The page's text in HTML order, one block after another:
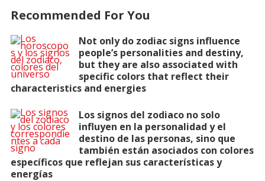
Recommended For You
Not only do zodiac signs influence
people’s personalities and destiny,
but they are also associated with
specific colors that reflect their
characteristics and energies
Los signos del zodiaco no solo
influyen en la personalidad y el
destino de las personas, sino que
también están asociados con colores
específicos que reflejan sus características y
energías